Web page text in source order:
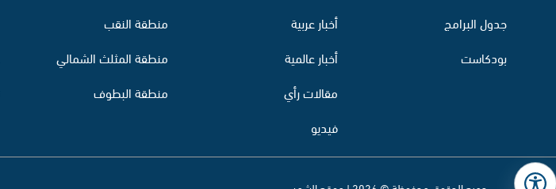
جدول البرامج
بودكاست
أخبار عربية
أخبار عالمية
مقالات رأي
فيديو
منطقة النقب
منطقة المثلث الشمالي
منطقة البطوف